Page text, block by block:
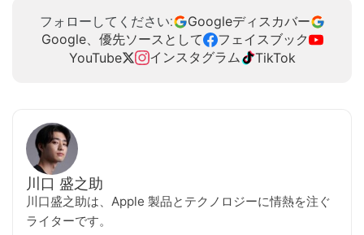
フォローしてください:
Googleディスカバー
Google、優先ソースとして
フェイスブック
YouTube
インスタグラム TikTok
川口 盛之助
川口盛之助は、Apple 製品とテクノロジーに情熱を注ぐ
ライターです。